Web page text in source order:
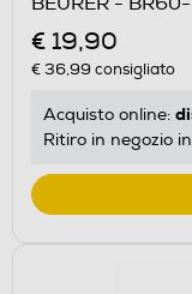
€ 19,90
€ 36,99 consigliato
Acquisto online:
Ritiro in negozio